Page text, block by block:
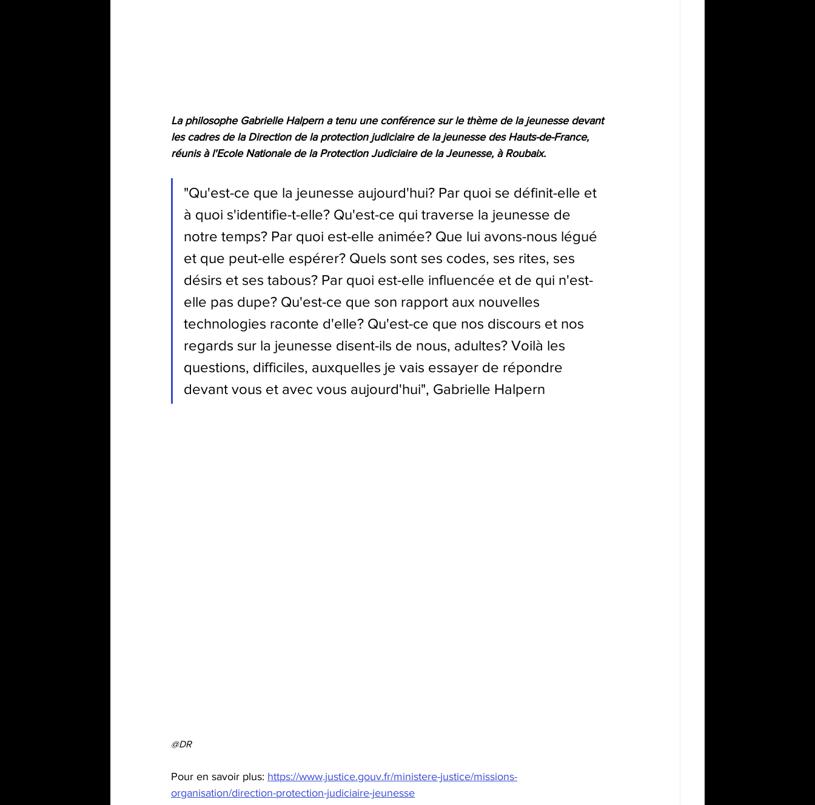
La philosophe Gabrielle Halpern a tenu une conférence sur le thème de la jeunesse devant
les cadres de la Direction de la protection judiciaire de la jeunesse des Hauts-de-France,
réunis à l'Ecole Nationale de la Protection Judiciaire de la Jeunesse, à Roubaix.
"Qu'est-ce que la jeunesse aujourd'hui? Par quoi se définit-elle et
à quoi s'identifie-t-elle? Qu'est-ce qui traverse la jeunesse de
notre temps? Par quoi est-elle animée? Que lui avons-nous légué
et que peut-elle espérer? Quels sont ses codes, ses rites, ses
désirs et ses tabous? Par quoi est-elle influencée et de qui n'est-
elle pas dupe? Qu'est-ce que son rapport aux nouvelles
technologies raconte d'elle? Qu'est-ce que nos discours et nos
regards sur la jeunesse disent-ils de nous, adultes? Voilà les
questions, difficiles, auxquelles je vais essayer de répondre
devant vous et avec vous aujourd'hui", Gabrielle Halpern
@DR
Pour en savoir plus: https://www.justice.gouv.fr/ministere-justice/missions-
organisation/direction-protection-judiciaire-jeunesse